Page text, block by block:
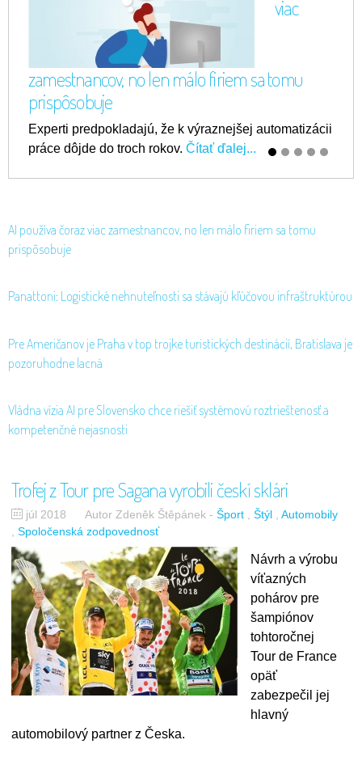
viac
zamestnancov, no len málo firiem sa tomu
prispôsobuje
Experti predpokladajú, že k výraznejšej automatizácii
práce dôjde do troch rokov. Čítať ďalej...
AI používa čoraz viac zamestnancov, no len málo firiem sa tomu
prispôsobuje
Panattoni: Logistické nehnuteľnosti sa stávajú kľúčovou infraštruktúrou
Pre Američanov je Praha v top trojke turistických destinácií, Bratislava je
pozoruhodne lacná
Vládna vízia AI pre Slovensko chce riešiť systémovú roztrieštenosť a
kompetenčné nejasnosti
Trofej z Tour pre Sagana vyrobili českí sklári
júl 2018 Autor Zdeněk Štěpánek-Šport Štýl
Automobily
Spoločenská zodpovednosť
Návrh a výrobu
víťazných
pohárov pre
šampiónov
tohtoročnej
Tour de France
opäť
zabezpečil jej
hlavný
automobilový partner z Česka.